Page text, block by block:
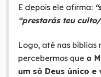
E depois ele afirma:
“prestarás teu
Logo, até nas bíblias
percebermos que o
um só Deus único